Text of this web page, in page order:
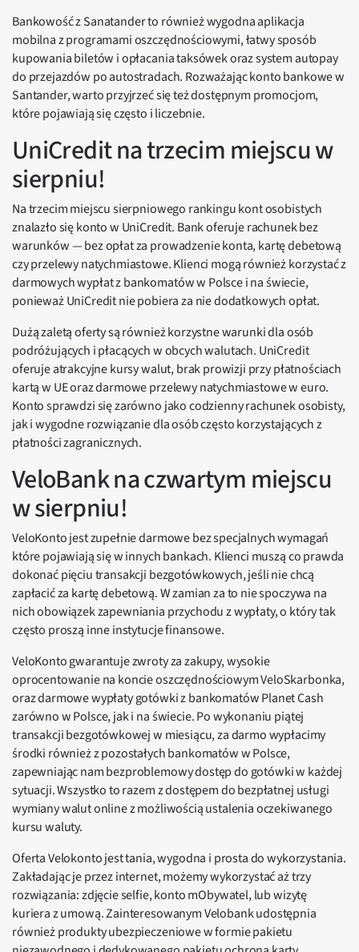
Bankowość z Sanatander to również wygodna aplikacja
mobilna z programami oszczędnościowymi, łatwy sposób
kupowania biletów i opłacania taksówek oraz system autopay
do przejazdów po autostradach. Rozważając konto bankowe w
Santander, warto przyjrzeć się też dostępnym promocjom,
które pojawiają się często i liczebnie.
UniCredit na trzecim miejscu w
sierpniu!
Na trzecim miejscu sierpniowego rankingu kont osobistych
znalazło się konto w UniCredit. Bank oferuje rachunek bez
warunków — bez opłat za prowadzenie konta, kartę debetową
czy przelewy natychmiastowe. Klienci mogą również korzystać z
darmowych wypłat z bankomatów w Polsce i na świecie,
ponieważ UniCredit nie pobiera za nie dodatkowych opłat.
Dużą zaletą oferty są również korzystne warunki dla osób
podróżujących i płacących w obcych walutach. UniCredit
oferuje atrakcyjne kursy walut, brak prowizji przy płatnościach
kartą w UE oraz darmowe przelewy natychmiastowe w euro.
Konto sprawdzi się zarówno jako codzienny rachunek osobisty,
jak i wygodne rozwiązanie dla osób często korzystających z
płatności zagranicznych.
VeloBank na czwartym miejscu
w sierpniu!
VeloKonto jest zupełnie darmowe bez specjalnych wymagań
które pojawiają się w innych bankach. Klienci muszą co prawda
dokonać pięciu transakcji bezgotówkowych, jeśli nie chcą
zapłacić za kartę debetową. W zamian za to nie spoczywa na
nich obowiązek zapewniania przychodu z wypłaty, o który tak
często proszą inne instytucje finansowe.
VeloKonto gwarantuje zwroty za zakupy, wysokie
oprocentowanie na koncie oszczędnościowym VeloSkarbonka,
oraz darmowe wypłaty gotówki z bankomatów Planet Cash
zarówno w Polsce, jak i na świecie. Po wykonaniu piątej
transakcji bezgotówkowej w miesiącu, za darmo wypłacimy
środki również z pozostałych bankomatów w Polsce,
zapewniając nam bezproblemowy dostęp do gotówki w każdej
sytuacji. Wszystko to razem z dostępem do bezpłatnej usługi
wymiany walut online z możliwością ustalenia oczekiwanego
kursu waluty.
Oferta Velokonto jest tania, wygodna i prosta do wykorzystania.
Zakładając je przez internet, możemy wykorzystać aż trzy
rozwiązania: zdjęcie selfie, konto mObywatel, lub wizytę
kuriera z umową. Zainteresowanym Velobank udostępnia
również produkty ubezpieczeniowe w formie pakietu